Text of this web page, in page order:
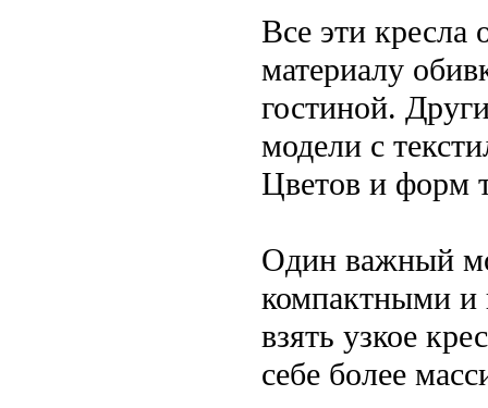
Все эти кресла
материалу
гостиной.
модели с
Цветов и форм
Один важный
компактными
взять узкое
себе более